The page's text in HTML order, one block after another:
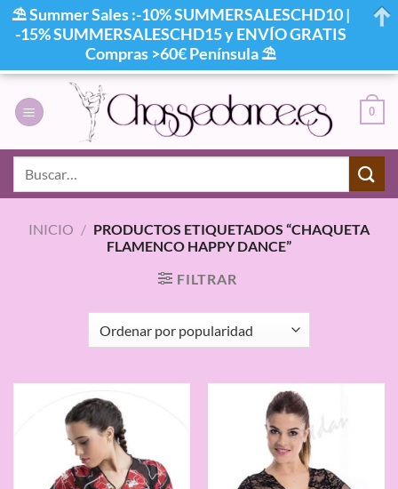
contenido
0
INICIO / PRODUCTOS ETIQUETADOS “CHAQUETA
FLAMENCO HAPPY DANCE”
FILTRAR
⛱ Summer Sales :-10% SUMMERSALESCHD10 |
-15% SUMMERSALESCHD15 y ENVÍO GRATIS
Compras >60€ Península ⛱